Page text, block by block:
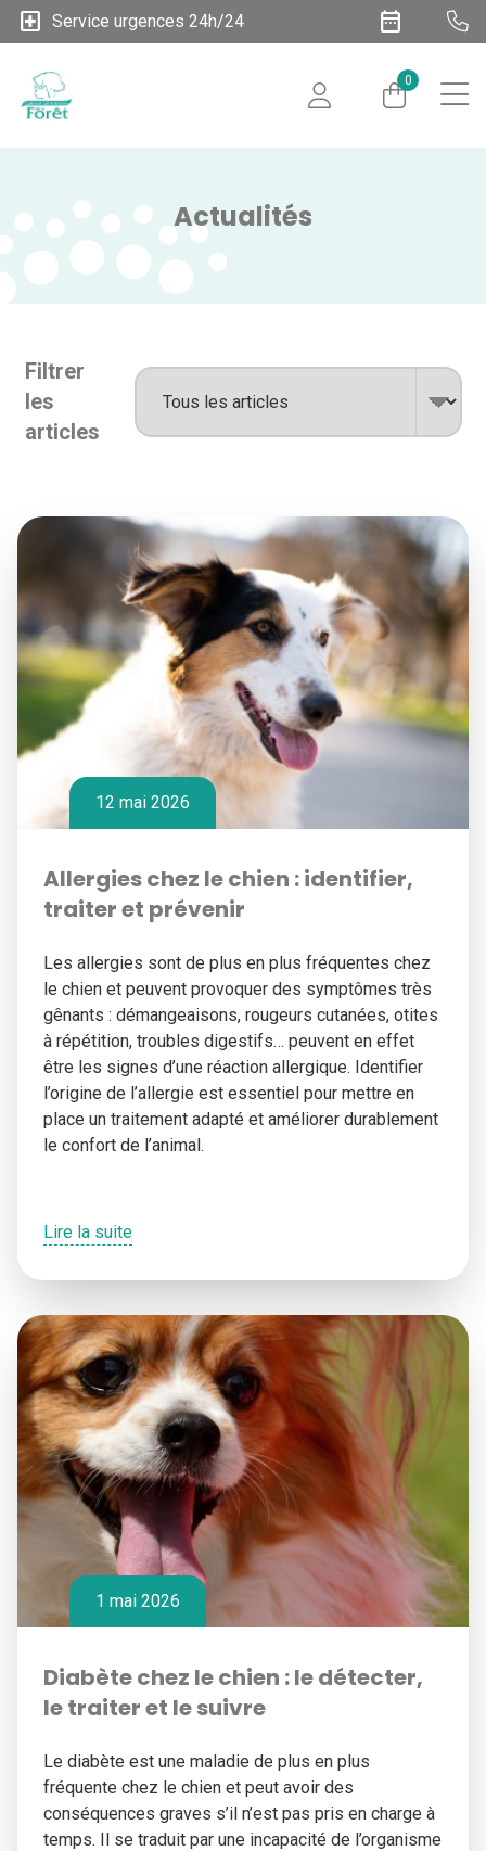
local_hospital Service urgences 24h/24 date_range
0
Actualités
Filtrer
les
articles
12 mai 2026
Allergies chez le chien : identifier,
traiter et prévenir
Les allergies sont de plus en plus fréquentes chez
le chien et peuvent provoquer des symptômes très
gênants : démangeaisons, rougeurs cutanées, otites
à répétition, troubles digestifs… peuvent en effet
être les signes d’une réaction allergique. Identifier
l’origine de l’allergie est essentiel pour mettre en
place un traitement adapté et améliorer durablement
le confort de l’animal.
Lire la suite
1 mai 2026
Diabète chez le chien : le détecter,
le traiter et le suivre
Le diabète est une maladie de plus en plus
fréquente chez le chien et peut avoir des
conséquences graves s’il n’est pas pris en charge à
temps. Il se traduit par une incapacité de l’organisme